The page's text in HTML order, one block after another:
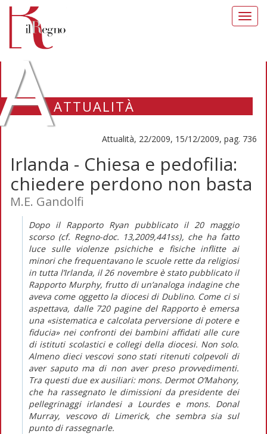
ATTUALITÀ
Attualità, 22/2009, 15/12/2009, pag. 736
Irlanda - Chiesa e pedofilia:
chiedere perdono non basta
M.E. Gandolfi
Dopo il Rapporto Ryan pubblicato il 20 maggio
scorso (cf. Regno-doc. 13,2009,441ss), che ha fatto
luce sulle violenze psichiche e fisiche inflitte ai
minori che frequentavano le scuole rette da religiosi
in tutta l’Irlanda, il 26 novembre è stato pubblicato il
Rapporto Murphy, frutto di un’analoga indagine che
aveva come oggetto la diocesi di Dublino. Come ci si
aspettava, dalle 720 pagine del Rapporto è emersa
una «sistematica e calcolata perversione di potere e
fiducia» nei confronti dei bambini affidati alle cure
di istituti scolastici e collegi della diocesi. Non solo.
Almeno dieci vescovi sono stati ritenuti colpevoli di
aver saputo ma di non aver preso provvedimenti.
Tra questi due ex ausiliari: mons. Dermot O’Mahony,
che ha rassegnato le dimissioni da presidente dei
pellegrinaggi irlandesi a Lourdes e mons. Donal
Murray, vescovo di Limerick, che sembra sia sul
punto di rassegnarle.